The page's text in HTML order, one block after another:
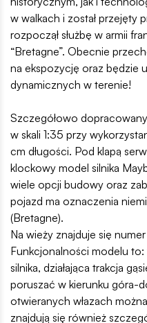
w walkach i został przejęty
rozpoczął służbę w armii
“Bretagne”. Obecnie
na ekspozycję oraz będzie
dynamicznych w terenie!
Szczegółowo
w skali 1:35 przy
cm długości. Pod klapą
klockowy model silnika
wiele opcji budowy oraz
pojazd ma oznaczenia
(Bretagne).
Na wieży znajduje się numer
Funkcjonalności modelu
silnika, działająca trakcja
poruszać w kierunku góra-
otwieranych włazach
znajdują się również